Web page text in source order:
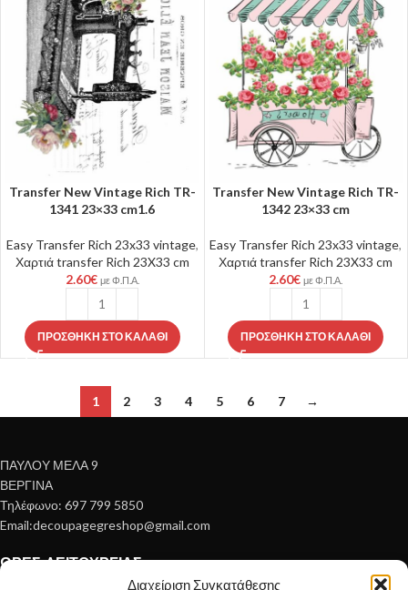
Διαχείριση Συγκατάθεσης
Transfer New Vintage Rich TR-
1341 23×33 cm1.6
Easy Transfer Rich 23x33 vintage,
Χαρτιά transfer Rich 23X33 cm
2.60€ με Φ.Π.Α.
ΠΡΟΣΘΉΚΗ ΣΤΟ ΚΑΛΆΘΙ
Transfer New Vintage Rich TR-
1342 23×33 cm
Easy Transfer Rich 23x33 vintage,
Χαρτιά transfer Rich 23X33 cm
2.60€ με Φ.Π.Α.
ΠΡΟΣΘΉΚΗ ΣΤΟ ΚΑΛΆΘΙ
1 2 3 4 5 6 7 →
ΠΑΥΛΟΥ ΜΕΛΑ 9
ΒΕΡΓΙΝΑ
Τηλέφωνο: 697 799 5850
Email:decoupagegreshop@gmail.com
ΏΡΕΣ ΛΕΙΤΟΥΡΓΊΑΣ